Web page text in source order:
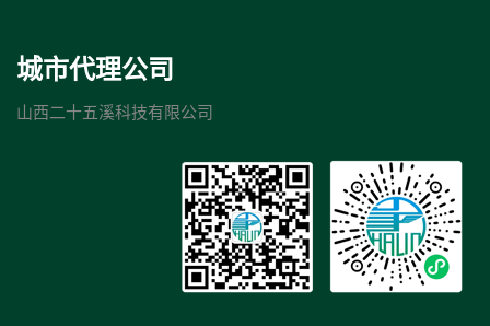
城市代理公司
山西二十五溪科技有限公司